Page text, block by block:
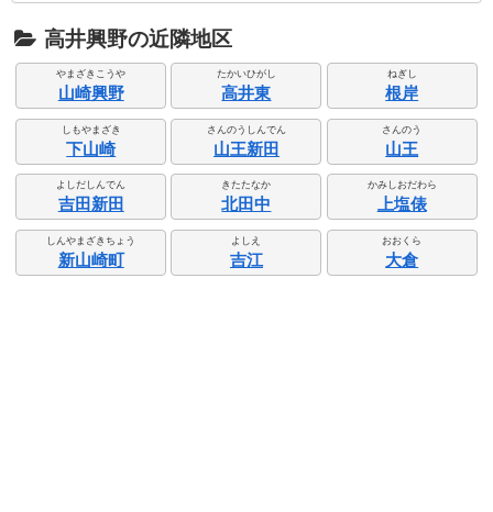
高井興野の近隣地区
やまざきこうや
山崎興野
たかいひがし
高井東
ねぎし
根岸
しもやまざき
下山崎
さんのうしんでん
山王新田
さんのう
山王
よしだしんでん
吉田新田
きたたなか
北田中
かみしおだわら
上塩俵
しんやまざきちょう
新山崎町
よしえ
吉江
おおくら
大倉